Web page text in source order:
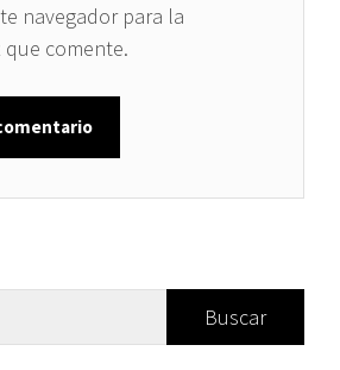
navegador para la
que comente.